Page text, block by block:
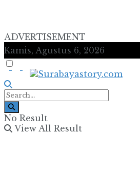
ADVERTISEMENT
Kamis, Agustus 6, 2026
No Result
View All Result